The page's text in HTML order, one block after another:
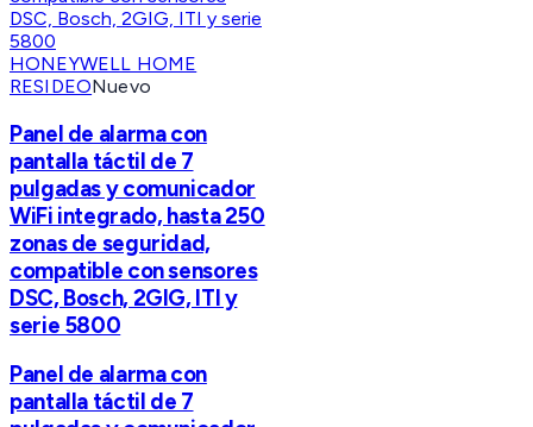
HONEYWELL HOME
RESIDEONuevo
Panel de alarma con
pantalla táctil de 7
pulgadas y comunicador
WiFi integrado, hasta 250
zonas de seguridad,
compatible con sensores
DSC, Bosch, 2GIG, ITI y
serie 5800
Panel de alarma con
pantalla táctil de 7